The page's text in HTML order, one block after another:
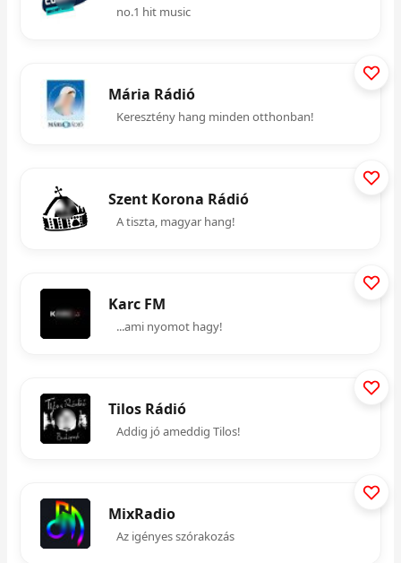
no.1 hit music
Mária Rádió
Keresztény hang minden otthonban!
Szent Korona Rádió
A tiszta, magyar hang!
Karc FM
...ami nyomot hagy!
Tilos Rádió
Addig jó ameddig Tilos!
MixRadio
Az igényes szórakozás